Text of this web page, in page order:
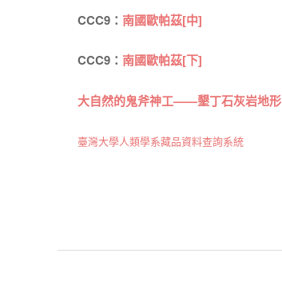
CCC9： 南國歐帕茲[中]
CCC9： 南國歐帕茲[下]
大自然的鬼斧神工——墾丁石灰岩地形
臺灣大學人類學系藏品資料查詢系統